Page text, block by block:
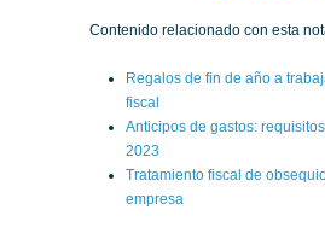
Contenido relacionado con esta
Regalos de fin de año a
fiscal
Anticipos de gastos:
2023
Tratamiento fiscal de
empresa